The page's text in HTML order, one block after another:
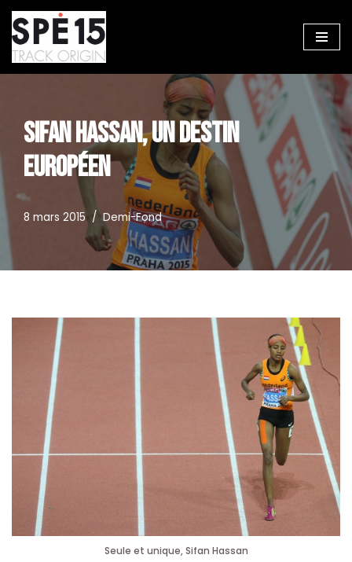
Aller
au
SIFAN HASSAN, UN DESTIN
EUROPÉEN
8 mars 2015 Demi-Fond
Seule et unique, Sifan Hassan